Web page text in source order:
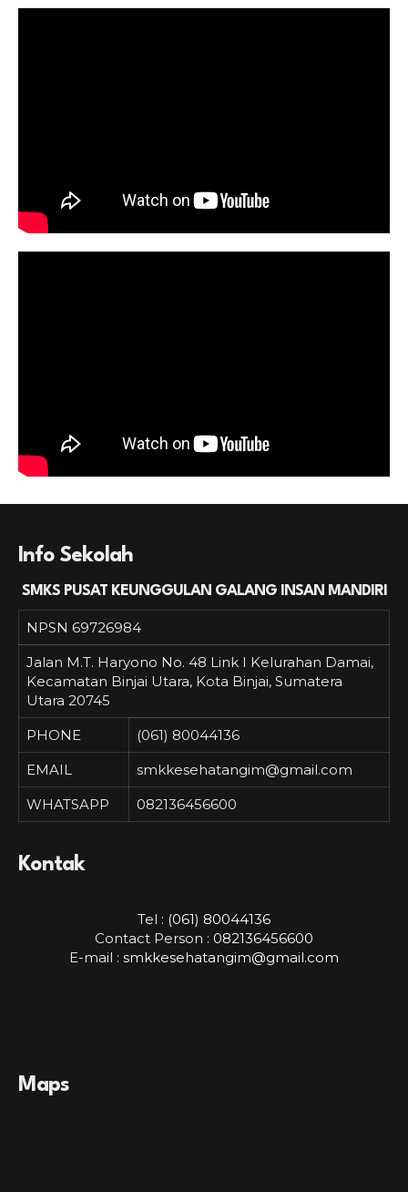
Info Sekolah
SMKS PUSAT KEUNGGULAN GALANG INSAN MANDIRI
NPSN 69726984
Jalan M.T. Haryono No. 48 Link I Kelurahan Damai,
Kecamatan Binjai Utara, Kota Binjai, Sumatera
Utara 20745
PHONE
(061) 80044136
EMAIL
smkkesehatangim@gmail.com
WHATSAPP
082136456600
Kontak
Tel : (061) 80044136
Contact Person : 082136456600
E-mail : smkkesehatangim@gmail.com
Maps